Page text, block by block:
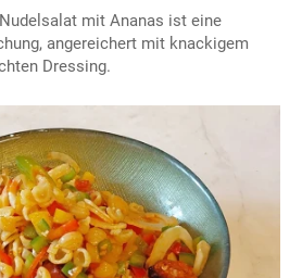
mit Ananas ist eine
angereichert mit knackigem
Dressing.